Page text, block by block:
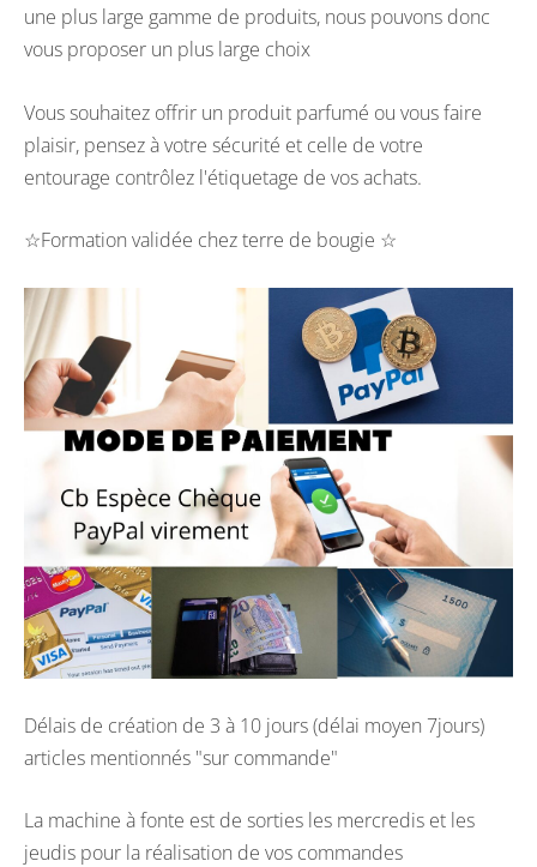
une plus large gamme de produits, nous pouvons donc
vous proposer un plus large choix
Vous souhaitez offrir un produit parfumé ou vous faire
plaisir, pensez à votre sécurité et celle de votre
entourage contrôlez l'étiquetage de vos achats.
☆Formation validée chez terre de bougie ☆
Délais de création de 3 à 10 jours (délai moyen 7jours)
articles mentionnés "sur commande"
La machine à fonte est de sorties les mercredis et les
jeudis pour la réalisation de vos commandes